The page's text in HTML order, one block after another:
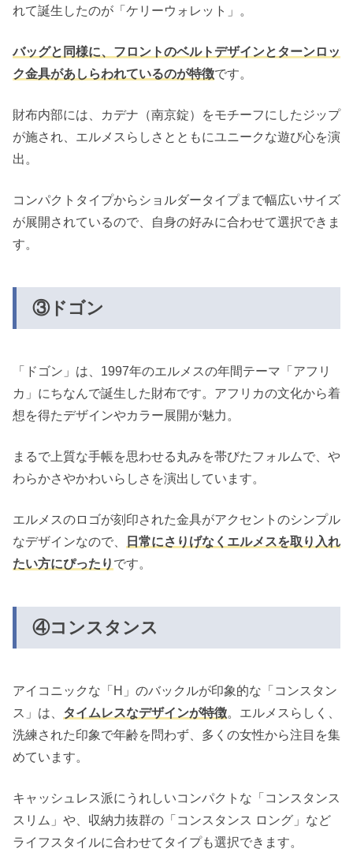
れて誕生したのが「ケリーウォレット」。
バッグと同様に、フロントのベルトデザインとターンロッ
ク金具があしらわれているのが特徴です。
財布内部には、カデナ（南京錠）をモチーフにしたジップ
が施され、エルメスらしさとともにユニークな遊び心を演
出。
コンパクトタイプからショルダータイプまで幅広いサイズ
が展開されているので、自身の好みに合わせて選択できま
す。
③ドゴン
「ドゴン」は、1997年のエルメスの年間テーマ「アフリ
カ」にちなんで誕生した財布です。アフリカの文化から着
想を得たデザインやカラー展開が魅力。
まるで上質な手帳を思わせる丸みを帯びたフォルムで、や
わらかさやかわいらしさを演出しています。
エルメスのロゴが刻印された金具がアクセントのシンプル
なデザインなので、
日常にさりげなくエルメスを取り入れ
たい方にぴったり です。
④コンスタンス
アイコニックな「H」のバックルが印象的な「コンスタン
ス」は、 タイムレスなデザインが特徴。エルメスらしく、
洗練された印象で年齢を問わず、多くの女性から注目を集
めています。
キャッシュレス派にうれしいコンパクトな「コンスタンス
スリム」や、収納力抜群の「コンスタンス ロング」など
ライフスタイルに合わせてタイプも選択できます。